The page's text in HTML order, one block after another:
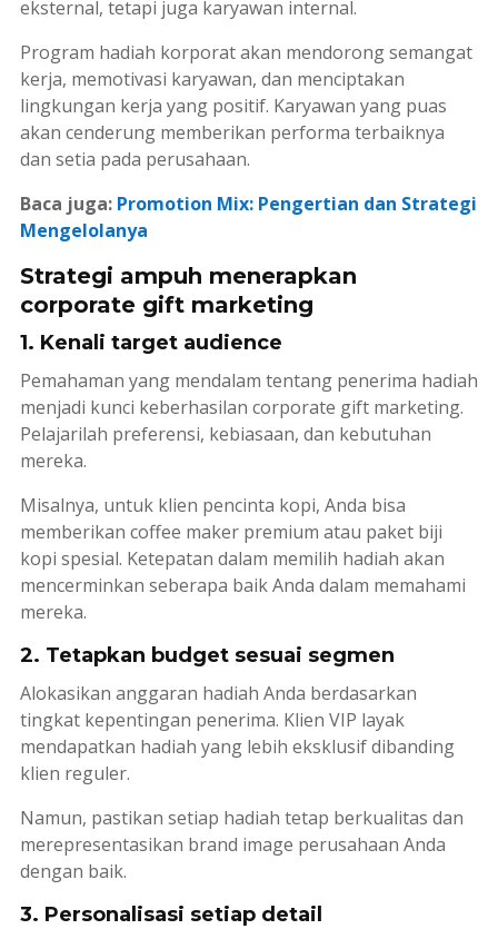
eksternal, tetapi juga karyawan internal.
Program hadiah korporat akan mendorong semangat
kerja, memotivasi karyawan, dan menciptakan
lingkungan kerja yang positif. Karyawan yang puas
akan cenderung memberikan performa terbaiknya
dan setia pada perusahaan.
Baca juga: Promotion Mix: Pengertian dan Strategi
Mengelolanya
Strategi ampuh menerapkan
corporate gift marketing
1. Kenali target audience
Pemahaman yang mendalam tentang penerima hadiah
menjadi kunci keberhasilan corporate gift marketing.
Pelajarilah preferensi, kebiasaan, dan kebutuhan
mereka.
Misalnya, untuk klien pencinta kopi, Anda bisa
memberikan coffee makerpremium atau paket biji
kopi spesial. Ketepatan dalam memilih hadiah akan
mencerminkan seberapa baik Anda dalam memahami
mereka.
2. Tetapkan budget sesuai segmen
Alokasikan anggaran hadiah Anda berdasarkan
tingkat kepentingan penerima. Klien VIP layak
mendapatkan hadiah yang lebih eksklusif dibanding
klien reguler.
Namun, pastikan setiap hadiah tetap berkualitas dan
merepresentasikan brand image perusahaan Anda
dengan baik.
3. Personalisasi setiap detail